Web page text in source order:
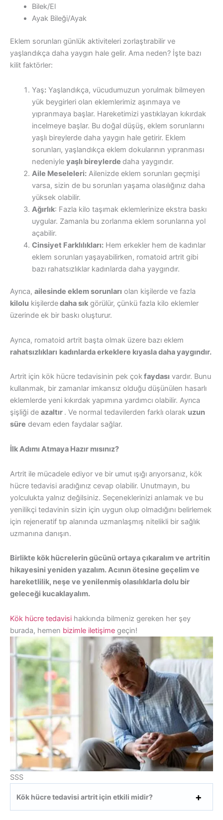
Bilek/El
Ayak Bileği/Ayak
Eklem sorunları günlük aktiviteleri zorlaştırabilir ve
yaşlandıkça daha yaygın hale gelir. Ama neden? İşte bazı
kilit faktörler:
Yaş:Yaşlandıkça, vücudumuzun yorulmak bilmeyen
yük beygirleri olan eklemlerimiz aşınmaya ve
yıpranmaya başlar. Hareketimizi yastıklayan kıkırdak
incelmeye başlar. Bu doğal düşüş, eklem sorunlarını
yaşlı bireylerde daha yaygın hale getirir. Eklem
sorunları, yaşlandıkça eklem dokularının yıpranması
nedeniyle yaşlı bireylerde daha yaygındır.
Aile Meseleleri:Ailenizde eklem sorunları geçmişi
varsa, sizin de bu sorunları yaşama olasılığınız daha
yüksek olabilir.
Ağırlık: Fazla kilo taşımak eklemlerinize ekstra baskı
uygular. Zamanla bu zorlanma eklem sorunlarına yol
açabilir.
Cinsiyet Farklılıkları:Hem erkekler hem de kadınlar
eklem sorunları yaşayabilirken, romatoid artrit gibi
bazı rahatsızlıklar kadınlarda daha yaygındır.
Ayrıca, ailesinde eklem sorunları olan kişilerde ve fazla
kilolu kişilerdedaha sık görülür, çünkü fazla kilo eklemler
üzerinde ek bir baskı oluşturur.
Ayrıca, romatoid artrit başta olmak üzere bazı eklem
rahatsızlıkları kadınlarda erkeklere kıyasla daha yaygındır.
Artrit için kök hücre tedavisinin pek çokfaydası vardır. Bunu
kullanmak, bir zamanlar imkansız olduğu düşünülen hasarlı
eklemlerde yeni kıkırdak yapımına yardımcı olabilir. Ayrıca
şişliği de azaltır . Ve normal tedavilerden farklı olarak uzun
süre devam eden faydalar sağlar.
İlk Adımı Atmaya Hazır mısınız?
Artrit ile mücadele ediyor ve bir umut ışığı arıyorsanız, kök
hücre tedavisi aradığınız cevap olabilir. Unutmayın, bu
yolculukta yalnız değilsiniz. Seçeneklerinizi anlamak ve bu
yenilikçi tedavinin sizin için uygun olup olmadığını belirlemek
için rejeneratif tıp alanında uzmanlaşmış nitelikli bir sağlık
uzmanına danışın.
Birlikte kök hücrelerin gücünü ortaya çıkaralım ve artritin
hikayesini yeniden yazalım. Acının ötesine geçelim ve
hareketlilik, neşe ve yenilenmiş olasılıklarla dolu bir
geleceği kucaklayalım.
Kök hücre tedavisi hakkında bilmeniz gereken her şey
burada, hemen bizimle iletişime geçin!
SSS
Kök hücre tedavisi artrit için etkili midir?